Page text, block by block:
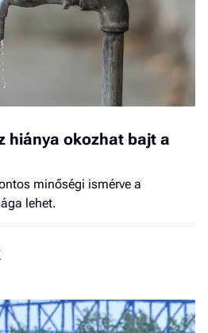
hiánya okozhat bajt a
minőségi ismérve a
lehet.